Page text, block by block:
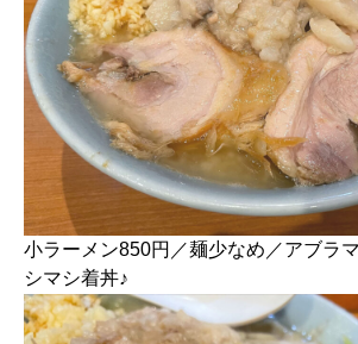
小ラーメン850円／麺少なめ／アブラ
シマシ着丼♪